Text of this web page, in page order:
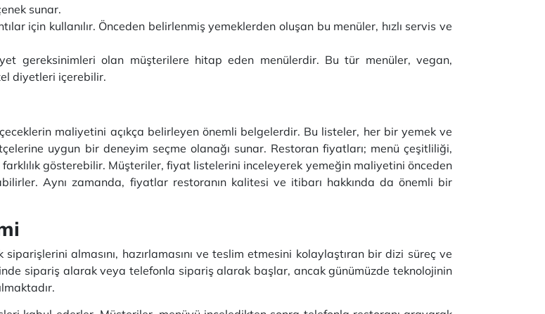
sunar.
için kullanılır. Önceden belirlenmiş yemeklerden oluşan bu menüler, hızlı servis ve
gereksinimleri olan müşterilere hitap eden menülerdir. Bu tür menüler, vegan,
diyetleri içerebilir.
maliyetini açıkça belirleyen önemli belgelerdir. Bu listeler, her bir yemek ve
uygun bir deneyim seçme olanağı sunar. Restoran fiyatları; menü çeşitliliği,
gösterebilir. Müşteriler, fiyat listelerini inceleyerek yemeğin maliyetini önceden
Aynı zamanda, fiyatlar restoranın kalitesi ve itibarı hakkında da önemli bir
almasını, hazırlamasını ve teslim etmesini kolaylaştıran bir dizi süreç ve
sipariş alarak veya telefonla sipariş alarak başlar, ancak günümüzde teknolojinin